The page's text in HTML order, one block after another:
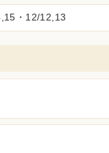
・12/12,13